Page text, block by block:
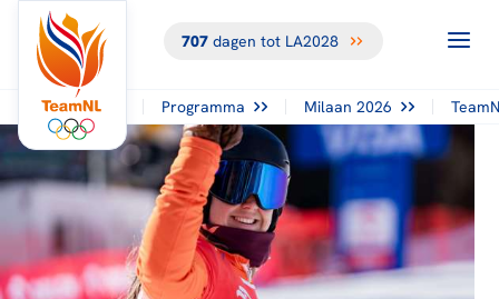
707dagen tot LA2028
Programma Milaan 2026
TERUG NAAR
OVERZICHT